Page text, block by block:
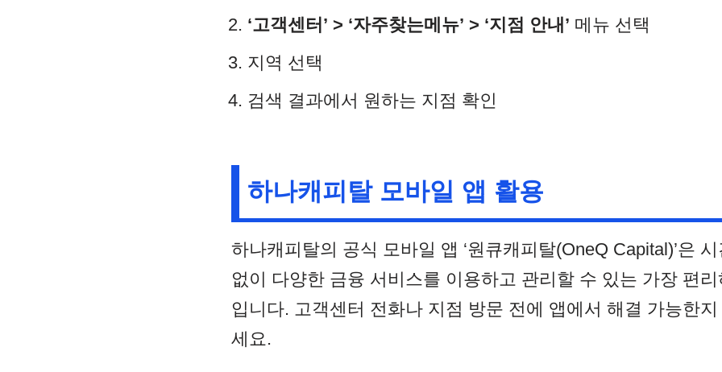
‘고객센터’ > ‘자주찾는메뉴’ > ‘지점 안내’ 메뉴 선택
지역 선택
검색 결과에서 원하는 지점 확인​
하나캐피탈 모바일 앱 활용
하나캐피탈의 공식 모바일 앱 ‘원큐캐피탈(OneQ Capital)’은
없이 다양한 금융 서비스를 이용하고 관리할 수 있는 가장 편
입니다. 고객센터 전화나 지점 방문 전에 앱에서 해결 가능한
세요.